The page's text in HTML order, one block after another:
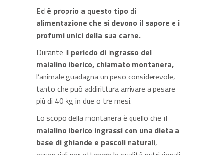
Ed è proprio a questo tipo di
alimentazione che si devono il sapore e i
profumi unici della sua carne.
Durante il periodo di ingrasso del
maialino iberico, chiamato montanera,
l’animale guadagna un peso considerevole,
tanto che può addirittura arrivare a pesare
più di 40 kg in due o tre mesi.
Lo scopo della montanera è quello che il
maialino iberico ingrassi con una dieta a
base di ghiande e pascoli naturali,